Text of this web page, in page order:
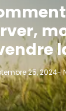
25, 2024-